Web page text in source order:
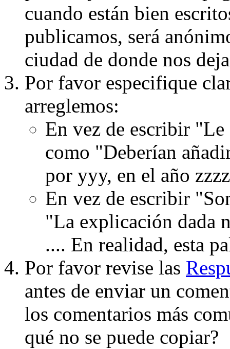
cuando están bien
publicamos, será
ciudad de donde nos
Por favor especifique
arreglemos:
En vez de escribir
como "Deberían
por yyy, en el año
En vez de escribir
"La explicación dada
.... En realidad, esta
Por favor revise las
antes de enviar un
los comentarios más
qué no se puede copiar?